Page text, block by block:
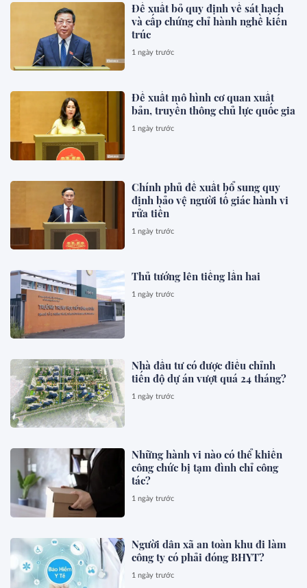
Đề xuất bỏ quy định về sát hạch
và cấp chứng chỉ hành nghề kiến
trúc
1 ngày trước
Đề xuất mô hình cơ quan xuất
bản, truyền thông chủ lực quốc gia
1 ngày trước
Chính phủ đề xuất bổ sung quy
định bảo vệ người tố giác hành vi
rửa tiền
1 ngày trước
Thủ tướng lên tiếng lần hai
1 ngày trước
Nhà đầu tư có được điều chỉnh
tiến độ dự án vượt quá 24 tháng?
1 ngày trước
Những hành vi nào có thể khiến
công chức bị tạm đình chỉ công
tác?
1 ngày trước
Người dân xã an toàn khu đi làm
công ty có phải đóng BHYT?
1 ngày trước